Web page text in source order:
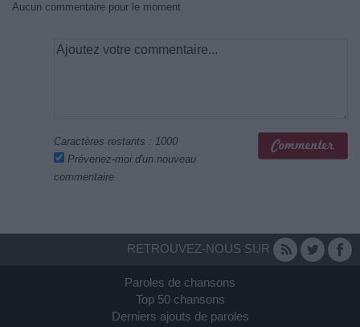
Aucun commentaire pour le moment
Caractères restants : 1000
Prévenez-moi d'un nouveau
commentaire
RETROUVEZ-NOUS SUR
Paroles de chansons
Top 50 chansons
Derniers ajouts de paroles